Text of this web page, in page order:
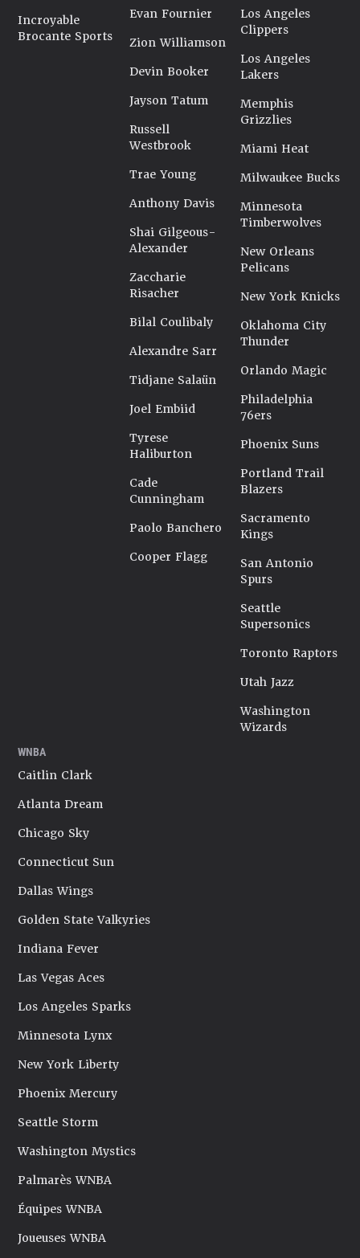
Incroyable
Brocante Sports
Evan Fournier
Zion Williamson
Devin Booker
Jayson Tatum
Russell
Westbrook
Trae Young
Anthony Davis
Shai Gilgeous-
Alexander
Zaccharie
Risacher
Bilal Coulibaly
Alexandre Sarr
Tidjane Salaün
Joel Embiid
Tyrese
Haliburton
Cade
Cunningham
Paolo Banchero
Cooper Flagg
Los Angeles
Clippers
Los Angeles
Lakers
Memphis
Grizzlies
Miami Heat
Milwaukee Bucks
Minnesota
Timberwolves
New Orleans
Pelicans
New York Knicks
Oklahoma City
Thunder
Orlando Magic
Philadelphia
76ers
Phoenix Suns
Portland Trail
Blazers
Sacramento
Kings
San Antonio
Spurs
Seattle
Supersonics
Toronto Raptors
Utah Jazz
Washington
Wizards
WNBA
Caitlin Clark
Atlanta Dream
Chicago Sky
Connecticut Sun
Dallas Wings
Golden State Valkyries
Indiana Fever
Las Vegas Aces
Los Angeles Sparks
Minnesota Lynx
New York Liberty
Phoenix Mercury
Seattle Storm
Washington Mystics
Palmarès WNBA
Équipes WNBA
Joueuses WNBA